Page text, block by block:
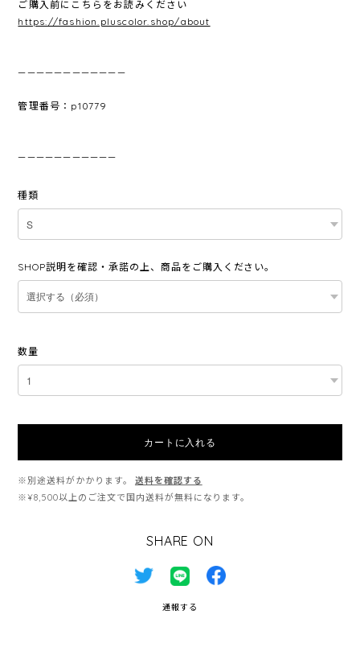
ご購入前にこちらをお読みください
https://fashion.pluscolor.shop/about
————————————
管理番号：p10779
———————————
種類
SHOP説明を確認・承諾の上、商品をご購入ください。
数量
カートに入れる
※別途送料がかかります。
送料を確認する
※¥8,500以上のご注文で国内送料が無料になります。
SHARE ON
通報する